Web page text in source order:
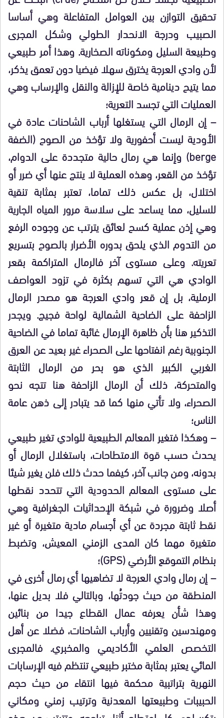
تحقيق التوازن بين العوامل المتفاعلة وهي أساسا
الصبيب ودرجة الانحدار الطولي وشكل المجرى
وطبيعة السليل ومكوناته الصخارية. وهذا أمر طبيعي
لأن وادي العرجة يخترق سهلا فيضيا دون تعمق يذكر،
مما يتيح دينامية خاصة للإزالة والنقل والإرساب وهي
العمليات التي تجسد التعرية؛
– إن الرمال التي يستغلها أرباب الشاحنات عادة في
الأودية ليست أحفورية ولا تؤخذ من الصوح (الضفة
berge) وإنما هي رمال حالية متجددة على الدوام،
تؤخذ من القعر، وهذه العملية لا ينتج عنها أي ضرر أو
اختلال، بل عكس ذلك تماما، تعتبر بمثابة تنقية
للسليل، مما يساعد على سلاسة مرور المياه الجارية
وهي إذن عملية كسح لعائق يترتب عن وجوده الرفع
من التدوم الذي يلحق بدوره الأضرار بالصوح بتسريع
تعريته. وعلى مستوى آخر فالرمال المتراكمة بقعر
الوادي هي التي تسهم بكثرة في تزود العواصف
الرملية، بل إن قعر وادي العرجة هو مصدر الرمال
الزاحفة على الضاحية الشمالية لواحة فجيج. ويجدر
التذكير هنا بأن ظاهرة الإرمال غائبة تماما في الضاحية
الجنوبية رغم انفتاحها على الصحراء غير بعيد عن العرق
الغربي الكبير الذي هو بحر من الرمال الثابتة
والمتحركة، ذلك أن الرمال الزاحفة هنا تتجه نحو
الصحراء، ولا تأتي منها كما قد يتبادر إلى ذهن عامة
الناس؛
– وهكذا فتغير المعالم الطبيعية للوادي تغير طبيعي
يحدث حسب قوة الامتطاحات، باستغلال الرمال أو
بدونه، ومن جانب آخر، كيفما حدث ذلك فلن يغير شيئا
على مستوى المعالم الحدودية التي تتحدد نقطها
أصلا وضرورة في شبكة الإحداثيات الجغرافية وهي
نقط ثابتة مجردة عن أي أجسام مادية متغيرة أو غير
متغيرة مهما كان المدى الزمني المعيش، وتضبط
بنظام التموقع الأرضي (GPS)؛
– إن رمال وادي العرجة لا تضاهيها أي رمال أخرى في
المنطقة من حيث جودتُها، وبالتالي فلا بديل عنها،
وهذا شأن يعرفه عمال القطاع جيدا من بنائين
ومهندسين وتقنيين وأرباب الشاحنات، فضلا عن أهل
التخصص العلمي الأكاديمي والمخبري. فالمجرى
المائي يعتبر بمثابة مختبر طبيعي تنتظم فيه الإرسابات
النهرية بتراتبية محكمة فيها انتقاء من حيث حجم
الحبيبات وطبيعتها المعدنية وترتيب زمني ومكاني